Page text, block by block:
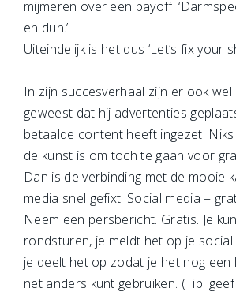
mijmeren over een payoff:
en dun.’
Uiteindelijk is het dus ‘Let’s fix your
In zijn succesverhaal zijn er ook
geweest dat hij advertenties
betaalde content heeft ingezet.
de kunst is om toch te gaan voor
Dan is de verbinding met de mooie
media snel gefixt. Social media =
Neem een persbericht. Gratis. Je
rondsturen, je meldt het op je social
je deelt het op zodat je het nog een
net anders kunt gebruiken. (Tip: